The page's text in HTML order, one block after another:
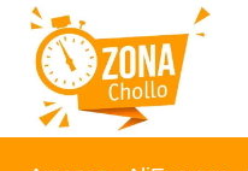
Saltar
contenido